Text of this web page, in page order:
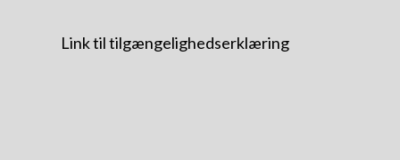
Link til tilgængelighedserklæring